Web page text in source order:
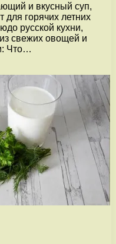
и вкусный суп,
для горячих летних
русской кухни,
свежих овощей и
Что…